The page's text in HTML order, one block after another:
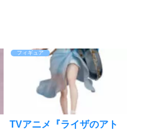
フィギュア
TVアニメ『ライザのアト